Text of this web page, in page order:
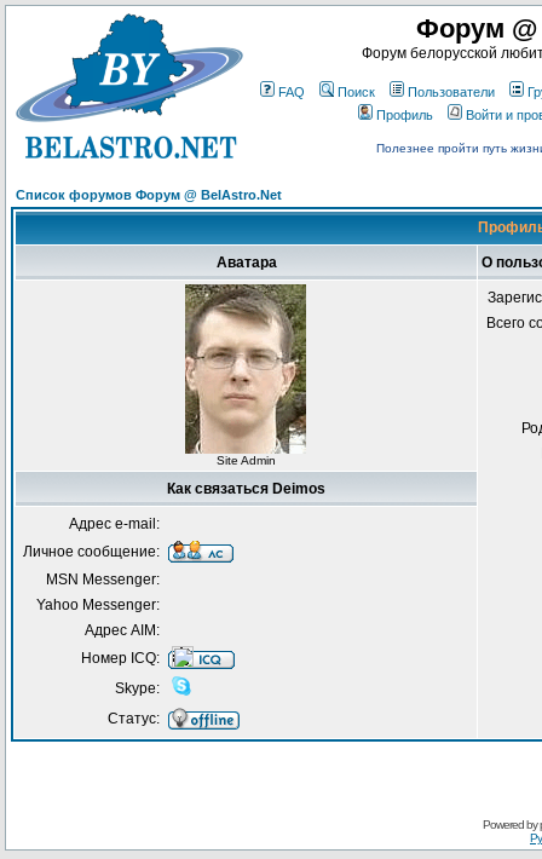
Форум @
Форум белорусской
FAQ Поиск Пользователи
Профиль
Войти и
Полезнее пройти путь
Список форумов Форум @ BelAstro.Net
Аватара О
Site Admin
Всего
Как связаться Deimos
Адрес e-mail:
Личное сообщение:
MSN Messenger:
Yahoo Messenger:
Адрес AIM:
Номер ICQ:
Skype:
Статус:
Powered by